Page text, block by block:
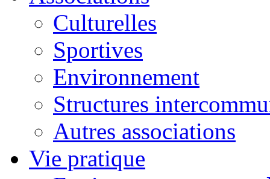
Culturelles
Sportives
Environnement
Structures
Autres associations
Vie pratique